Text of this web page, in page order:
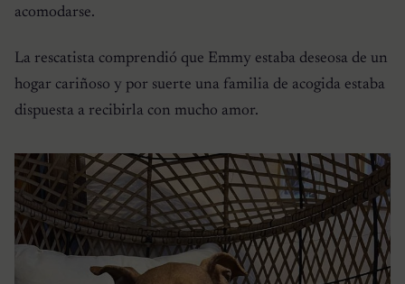
acomodarse.
La rescatista comprendió que Emmy estaba deseosa de un
hogar cariñoso y por suerte una familia de acogida estaba
dispuesta a recibirla con mucho amor.